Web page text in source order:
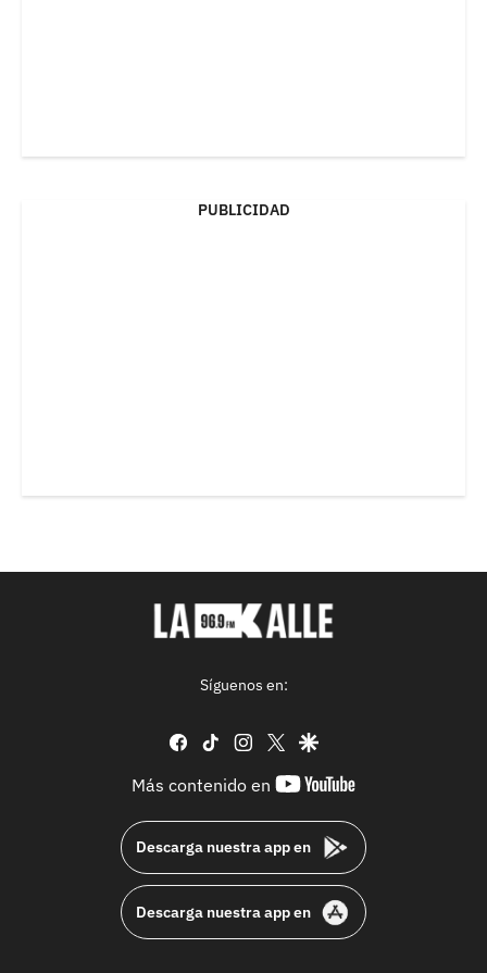
PUBLICIDAD
Síguenos en:
facebook
tiktok instagram
twittergoogle
Más contenido en
youtube-
Descarga nuestra app en
Descarga nuestra app en